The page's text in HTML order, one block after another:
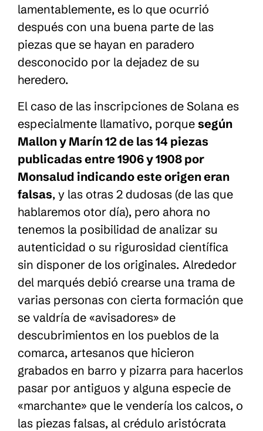
lamentablemente, es lo que ocurrió
después con una buena parte de las
piezas que se hayan en paradero
desconocido por la dejadez de su
heredero.
El caso de las inscripciones de Solana es
especialmente llamativo, porque según
Mallon y Marín 12 de las 14 piezas
publicadas entre 1906 y 1908 por
Monsalud indicando este origen eran
falsas, y las otras 2 dudosas (de las que
hablaremos otor día), pero ahora no
tenemos la posibilidad de analizar su
autenticidad o su rigurosidad científica
sin disponer de los originales. Alrededor
del marqués debió crearse una trama de
varias personas con cierta formación que
se valdría de «avisadores» de
descubrimientos en los pueblos de la
comarca, artesanos que hicieron
grabados en barro y pizarra para hacerlos
pasar por antiguos y alguna especie de
«marchante» que le vendería los calcos, o
las piezas falsas, al crédulo aristócrata